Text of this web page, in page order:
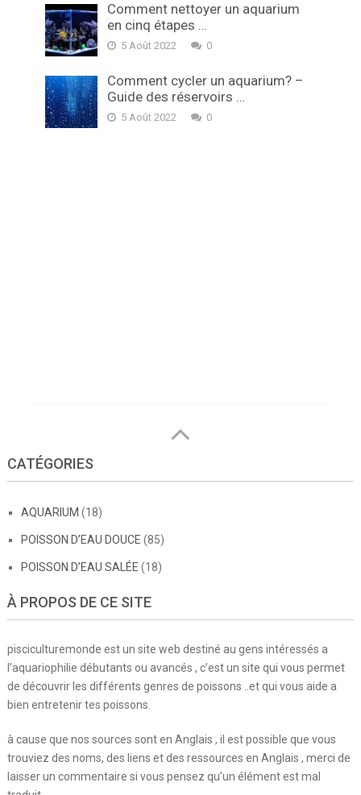
Comment nettoyer un aquarium
en cinq étapes …
5 Août 2022 0
Comment cycler un aquarium? –
Guide des réservoirs …
5 Août 2022 0
CATÉGORIES
AQUARIUM (18)
POISSON D’EAU DOUCE (85)
POISSON D’EAU SALÉE (18)
À PROPOS DE CE SITE
pisciculturemonde est un site web destiné au gens intéressés a
l’aquariophilie débutants ou avancés , c’est un site qui vous permet
de découvrir les différents genres de poissons ..et qui vous aide a
bien entretenir tes poissons.
à cause que nos sources sont en Anglais , il est possible que vous
trouviez des noms, des liens et des ressources en Anglais , merci de
laisser un commentaire si vous pensez qu’un élément est mal